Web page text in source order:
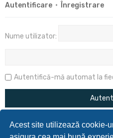
Acest site utilizează cookie-
Autentificare • Înregistrare
Nume utilizator:
Autentifică-mă automat la